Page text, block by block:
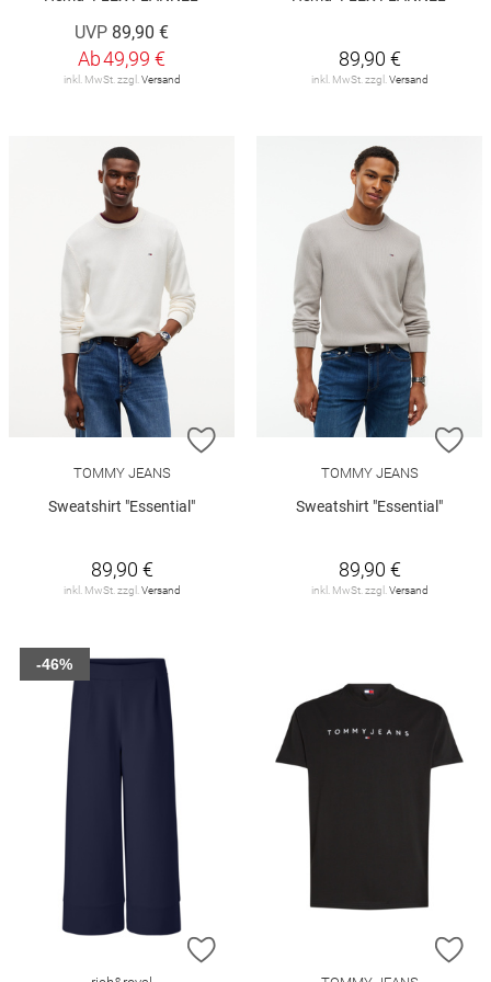
UVP 89,90 €
Ab49,99 €
inkl. MwSt. zzgl. Versand
89,90 €
inkl. MwSt. zzgl. Versand
ZUR WUNSCHLISTE HINZUFÜGEN
TOMMY JEANS
Sweatshirt "Essential"
89,90 €
inkl. MwSt. zzgl. Versand
TOMMY JEANS
Sweatshirt "Essential"
89,90 €
inkl. MwSt. zzgl. Versand
ZUR WUNSCHLISTE HINZUFÜGEN
-46%